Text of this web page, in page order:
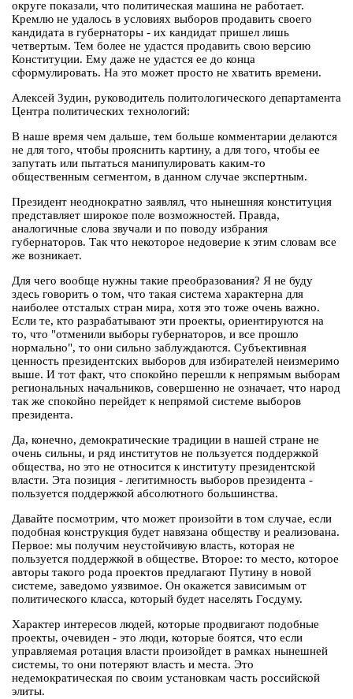
округе показали, что политическая машина не работает.
Кремлю не удалось в условиях выборов продавить своего
кандидата в губернаторы - их кандидат пришел лишь
четвертым. Тем более не удастся продавить свою версию
Конституции. Ему даже не удастся ее до конца
сформулировать. На это может просто не хватить времени.
Алексей Зудин, руководитель политологического департамента
Центра политических технологий:
В наше время чем дальше, тем больше комментарии делаются
не для того, чтобы прояснить картину, а для того, чтобы ее
запутать или пытаться манипулировать каким-то
общественным сегментом, в данном случае экспертным.
Президент неоднократно заявлял, что нынешняя конституция
представляет широкое поле возможностей. Правда,
аналогичные слова звучали и по поводу избрания
губернаторов. Так что некоторое недоверие к этим словам все
же возникает.
Для чего вообще нужны такие преобразования? Я не буду
здесь говорить о том, что такая система характерна для
наиболее отсталых стран мира, хотя это тоже очень важно.
Если те, кто разрабатывают эти проекты, ориентируются на
то, что "отменили выборы губернаторов, и все прошло
нормально", то они сильно заблуждаются. Субъективная
ценность президентских выборов для избирателей неизмеримо
выше. И тот факт, что спокойно перешли к непрямым выборам
региональных начальников, совершенно не означает, что народ
так же спокойно перейдет к непрямой системе выборов
президента.
Да, конечно, демократические традиции в нашей стране не
очень сильны, и ряд институтов не пользуется поддержкой
общества, но это не относится к институту президентской
власти. Эта позиция - легитимность выборов президента -
пользуется поддержкой абсолютного большинства.
Давайте посмотрим, что может произойти в том случае, если
подобная конструкция будет навязана обществу и реализована.
Первое: мы получим неустойчивую власть, которая не
пользуется поддержкой в обществе. Второе: то место, которое
авторы такого рода проектов предлагают Путину в новой
системе, заведомо уязвимое. Он окажется зависимым от
политического класса, который будет населять Госдуму.
Характер интересов людей, которые продвигают подобные
проекты, очевиден - это люди, которые боятся, что если
управляемая ротация власти произойдет в рамках нынешней
системы, то они потеряют власть и места. Это
недемократическая по своим установкам часть российской
элиты.